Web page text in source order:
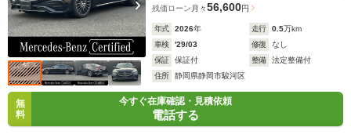
残価ローン 月々56,600円
年式 2026年 走行 0.5万km
車検
'29/03 修復
なし
保証
保証付 整備
法定整備付
住所
静岡県静岡市駿河区
無
料
今すぐ在庫確認・見積依頼
電話する